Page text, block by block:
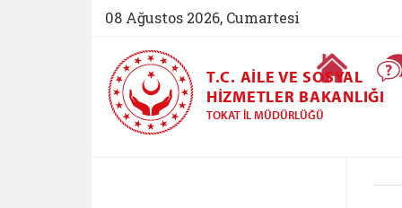
08 Ağustos 2026, Cumartesi
Ana Sayfa
T.C. AILE VE SOSYAL
HIZMETLER BAKANLIĞI
TOKAT İL MÜDÜRLÜĞÜ